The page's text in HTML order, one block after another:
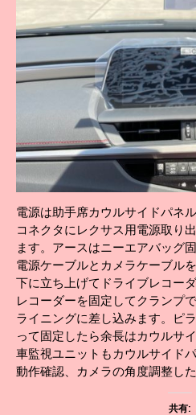
電源は助手席カウルサイドパネ
コネクタにレクサス用電源取り
ます。アースはニーエアバッグ
電源ケーブルとカメラケーブル
下に立ち上げてドライブレコー
レコーダーを固定してクランプ
ライニングに差し込みます。ピ
って固定したら余長はカウルサ
車監視ユニットもカウルサイド
動作確認、カメラの角度調整し
共有: